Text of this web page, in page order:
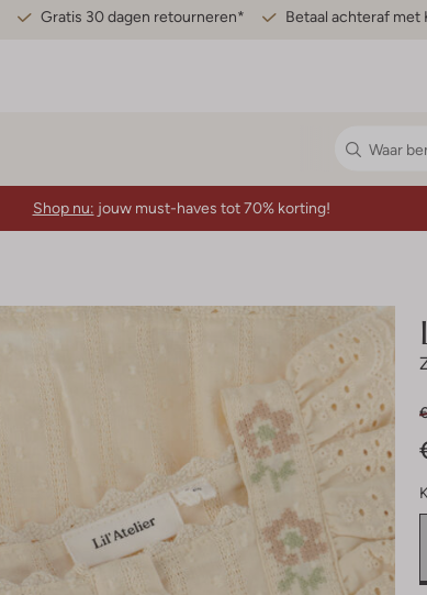
Gratis 30 dagen retourneren* Betaal achteraf met
Shop nu: jouw must-haves tot 70% korting!